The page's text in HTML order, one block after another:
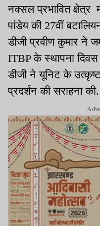
नक्सल प्रभावित क्षेत्र
पांडेय की 27वीं
डीजी प्रवीण कुमार ने
ITBP के स्थापना दिवस
डीजी ने यूनिट के
प्रदर्शन की सराहना की.